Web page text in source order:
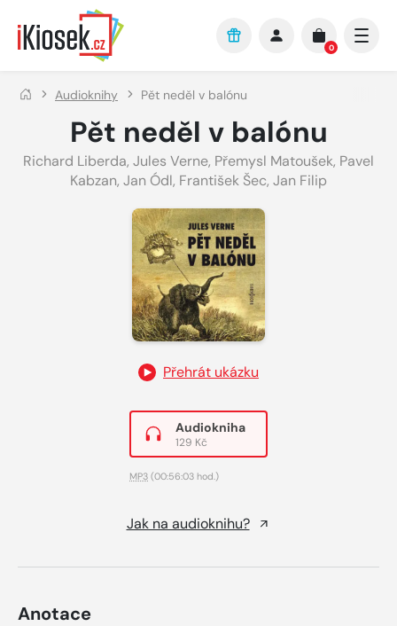
Přejít na hlavní obsah
0
Audioknihy Pět neděl v balónu
Pět neděl v balónu
Richard Liberda, Jules Verne, Přemysl Matoušek, Pavel
Kabzan, Jan Ódl, František Šec, Jan Filip
Přehrát ukázku
Audiokniha
129 Kč
MP3 (00:56:03 hod.)
Jak na audioknihu?
Anotace